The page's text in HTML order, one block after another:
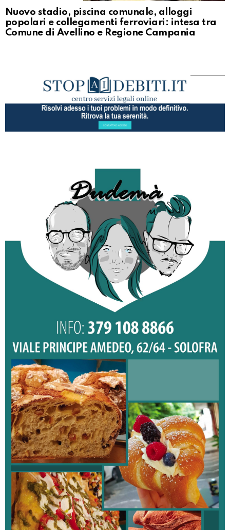
Nuovo stadio, piscina comunale, alloggi
popolari e collegamenti ferroviari: intesa tra
Comune di Avellino e Regione Campania